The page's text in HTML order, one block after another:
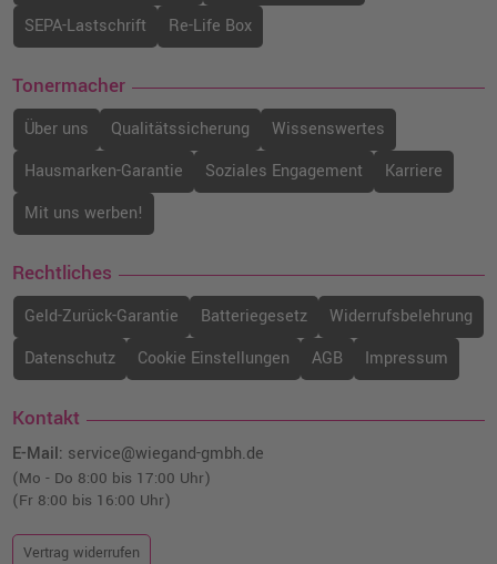
SEPA-Lastschrift
Re-Life Box
Tonermacher
Über uns Qualitätssicherung
Wissenswertes
Hausmarken-Garantie
Soziales Engagement
Karriere
Mit uns werben!
Rechtliches
Geld-Zurück-Garantie Batteriegesetz
Widerrufsbelehrung
Datenschutz
Cookie Einstellungen AGB Impressum
Kontakt
E-Mail: service@wiegand-gmbh.de
(Mo - Do 8:00 bis 17:00 Uhr)
(Fr 8:00 bis 16:00 Uhr)
Vertrag widerrufen